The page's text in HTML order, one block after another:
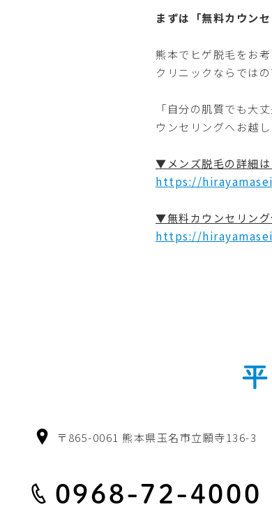
まずは「無料カウン
熊本でヒゲ脱毛をお
クリニックならでは
「自分の肌質でも大
ウンセリングへお越
▼メンズ脱毛の詳細
https://
▼無料カウンセリン
https://
〒865-0061 熊本県玉名市立願寺136-3
0968-72-4000